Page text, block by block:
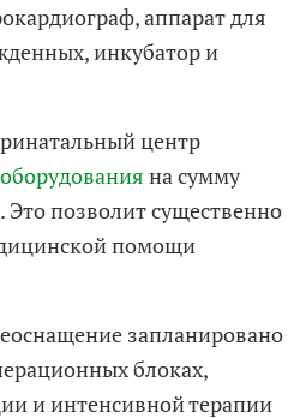
аппарат для
инкубатор и
центр
на сумму
Это позволит существенно
помощи
запланировано
блоках,
и интенсивной терапии